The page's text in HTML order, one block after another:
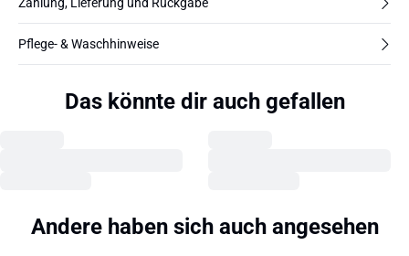
Pflege- & Waschhinweise
Das könnte dir auch gefallen
Andere haben sich auch angesehen